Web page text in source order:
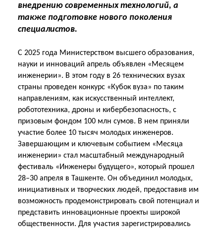
внедрению современных технологий, а
также подготовке нового поколения
специалистов.
С 2025 года Министерством высшего образования,
науки и инноваций апрель объявлен «Месяцем
инженерии». В этом году в 26 технических вузах
страны проведен конкурс «Кубок вуза» по таким
направлениям, как искусственный интеллект,
робототехника, дроны и кибербезопасность, с
призовым фондом 100 млн сумов. В нем приняли
участие более 10 тысяч молодых инженеров.
Завершающим и ключевым событием «Месяца
инженерии» стал масштабный международный
фестиваль «Инженеры будущего», который прошел
28–30 апреля в Ташкенте. Он объединил молодых,
инициативных и творческих людей, предоставив им
возможность продемонстрировать свой потенциал и
представить инновационные проекты широкой
общественности. Для участия зарегистрировались